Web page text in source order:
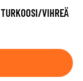
VIHREÄ